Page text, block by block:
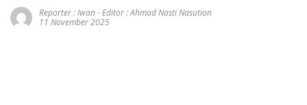
Reporter : Iwan - Editor : Ahmad Nasti Nasution
11 November 2025